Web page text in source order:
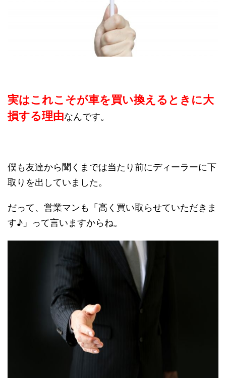
実はこれこそが車を買い換えるときに大
損する理由なんです。
僕も友達から聞くまでは当たり前にディーラーに下
取りを出していました。
だって、営業マンも「高く買い取らせていただきま
す♪」って言いますからね。